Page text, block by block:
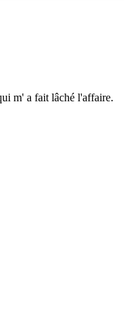
m' a fait lâché l'affaire.